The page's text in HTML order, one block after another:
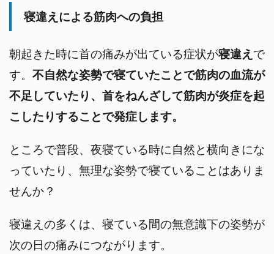
寝違えによる筋肉への負担
朝起きた時に首の痛みが出ている症状が寝違え で
す。 不自然な姿勢で寝ていたことで筋肉の血流が
不足していたり、首をねんざして筋肉が炎症を起
こしたりすることで発症します。
ところで普段、夜寝ている時に自然と横向きにな
っていたり、無理な姿勢で寝ていることはありま
せんか？
寝違えの多くは、寝ている間の無意識下の姿勢が
次の日の痛みにつながります。